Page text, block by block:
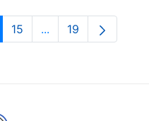
Use TAB to navigate.
Orrialdea
15 ...Intermediate
Orrialdea
19